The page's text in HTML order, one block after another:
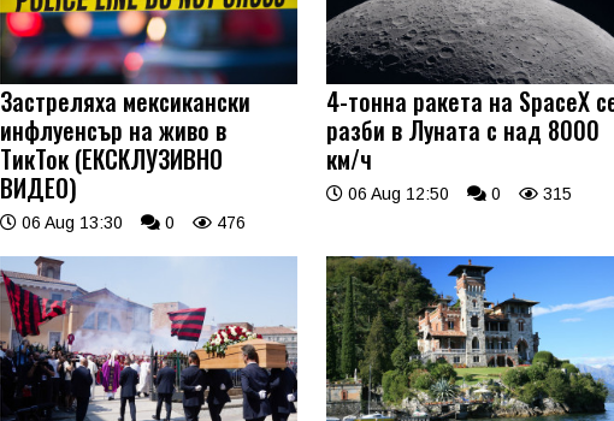
Застреляха мексикански
инфлуенсър на живо в
ТикТок (ЕКСКЛУЗИВНО
ВИДЕО)
06 Aug 13:30 0 476
4-тонна ракета на SpaceX
разби в Луната с над 8000
км/ч
06 Aug 12:50 0 315